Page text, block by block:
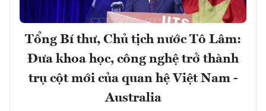
Tổng Bí thư, Chủ tịch nước Tô Lâm:
Đưa khoa học, công nghệ trở thành
trụ cột mới của quan hệ Việt Nam -
Australia